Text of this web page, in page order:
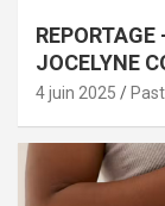
JOCELYNE
4 juin 2025